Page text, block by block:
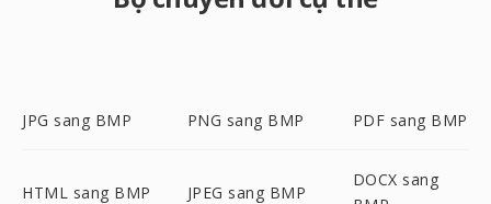
JPG sang BMP PNG sang BMP PDF sang BMP
HTML sang BMP JPEG sang BMP
DOCX sang